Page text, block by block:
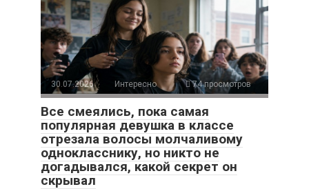
30.07.2026 Интересно 74 просмотров
Все смеялись, пока самая
популярная девушка в классе
отрезала волосы молчаливому
однокласснику, но никто не
догадывался, какой секрет он
скрывал